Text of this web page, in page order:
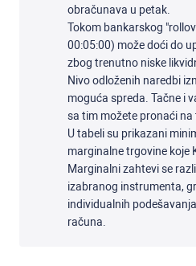
obračunava u petak.
Tokom bankarskog
00:05:00) može doći do
zbog trenutno niske
Nivo odloženih naredbi
moguća spreda. Tačne i
sa tim možete pronaći
U tabeli su prikazani
marginalne trgovine koje
Marginalni zahtevi se
izabranog instrumenta,
individualnih
računa.